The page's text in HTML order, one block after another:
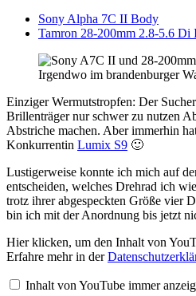
Sony Alpha 7C II Body
Tamron 28-200mm 2.8-5.6
Irgendwo im brandenburger
Einziger Wermutstropfen: Der
Brillenträger nur schwer zu nutzen
Abstriche machen. Aber immerhin
Konkurrentin Lumix S9 🙂
Lustigerweise konnte ich mich auf
entscheiden, welches Drehrad ich
trotz ihrer abgespeckten Größe vier
bin ich mit der Anordnung bis jetzt
„Sony
A7C
II
&
Tamron
Hier klicken, um den Inhalt von
Erfahre mehr in der
Inhalt von YouTube immer